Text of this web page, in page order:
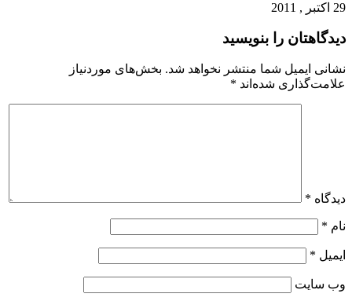
29 اکتبر , 2011
دیدگاهتان را بنویسید
نشانی ایمیل شما منتشر نخواهد شد. بخش‌های موردنیاز
علامت‌گذاری شده‌اند *
دیدگاه *
نام *
ایمیل *
وب‌ سایت